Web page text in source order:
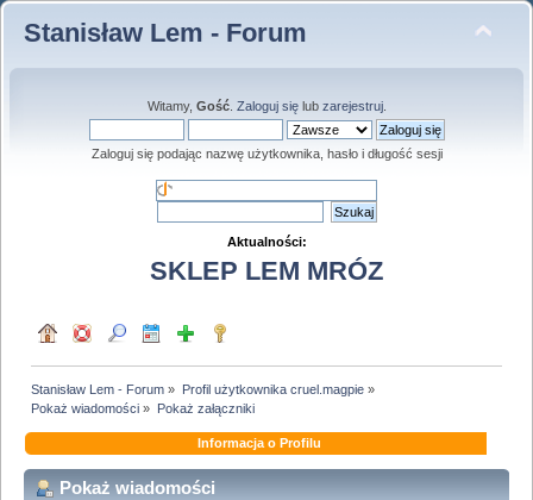
Stanisław Lem - Forum
Witamy, Gość. Zaloguj sięlub zarejestruj.
Zaloguj się podając nazwę użytkownika, hasło i długość sesji
Aktualności:
SKLEP LEM MRÓZ
Stanisław Lem - Forum » Profil użytkownika cruel.magpie»
Pokaż wiadomości » Pokaż załączniki
Informacja o Profilu
Pokaż wiadomości